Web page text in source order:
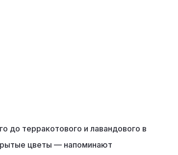
до терракотового и лавандового в
цветы — напоминают